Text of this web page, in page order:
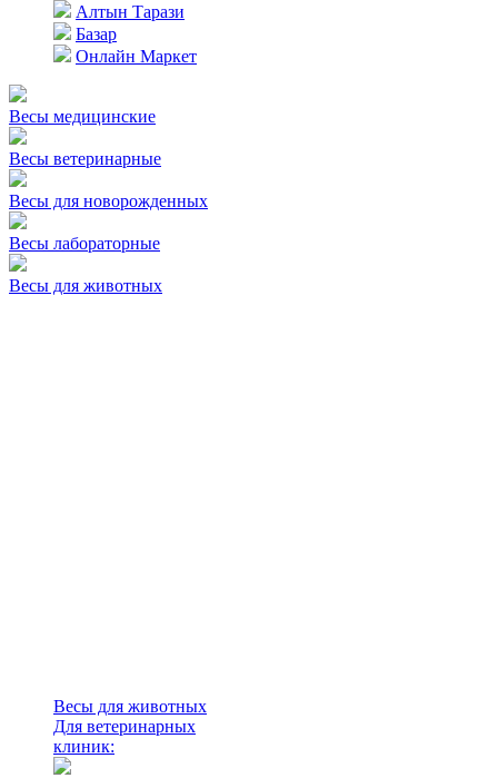
Алтын Тарази
Базар
Онлайн Маркет
Весы медицинские
Весы ветеринарные
Весы для новорожденных
Весы лабораторные
Весы для животных
Весы для животных
Для ветеринарных
клиник: